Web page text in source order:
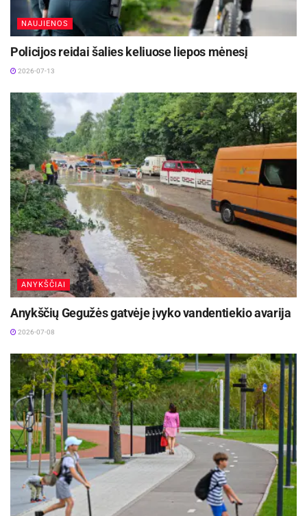
NAUJIENOS
Policijos reidai šalies keliuose liepos mėnesį
2026-07-13
ANYKŠČIAI
Anykščių Gegužės gatvėje įvyko vandentiekio avarija
2026-07-08